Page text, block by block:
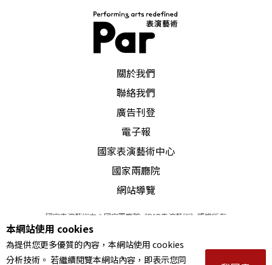
關於我們
聯絡我們
廣告刊登
電子報
國家表演藝術中心
國家兩廳院
網站導覽
國家表演藝術中心國家兩廳院《PAR表演藝術》版權所有
© 2022Performing arts redefined. All Rights Reserved
統一編號 Tax Id number 00973926
本站所提供相關演出資訊，如有異動應以主辦單位公告為準。
本網站使用 cookies
為提供您更多優質的內容，本網站使用 cookies
分析技術。 若繼續閱覽本網站內容，即表示您同